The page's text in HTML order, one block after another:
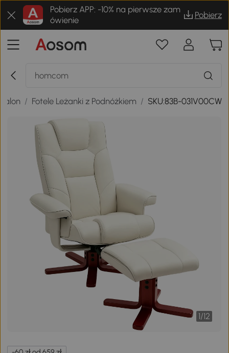
Pobierz APP: -10% na pierwsze zam
ówienie
Pobierz
Salon / Fotele Leżanki z Podnóżkiem / SKU:83B-031V00CW
1/12